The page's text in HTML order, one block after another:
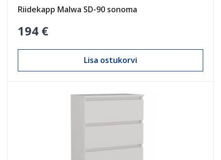
Riidekapp Malwa SD-90 sonoma
194 €
Lisa ostukorvi